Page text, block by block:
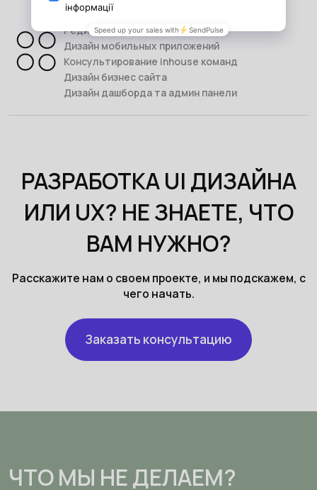
Другое
Редизайн сайта
Дизайн мобильных приложений
Консультирование inhouse команд
Дизайн бизнес сайта
Дизайн дашборда та админ панели
РАЗРАБОТКА UI ДИЗАЙНА
ИЛИ UX? НЕ ЗНАЕТЕ, ЧТО
ВАМ НУЖНО?
Расскажите нам о своем проекте, и мы подскажем, с
чего начать.
Заказать консультацию
ЧТО МЫ НЕ ДЕЛАЕМ?